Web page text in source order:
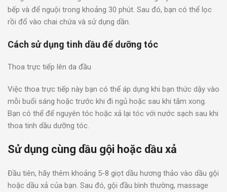
bếp và để nguội trong khoảng 30 phút. Sau đó, bạn có thể lọc
rồi đổ vào chai chứa và sử dụng dần.
Cách sử dụng tinh dầu để dưỡng tóc
Thoa trực tiếp lên da đầu
Việc thoa trực tiếp này bạn có thể áp dụng khi bạn thức dậy vào
mỗi buổi sáng hoặc trước khi đi ngủ hoặc sau khi tắm xong.
Bạn có thể để nguyên tóc hoặc xả lại tóc với nước sạch sau khi
thoa tinh dầu dưỡng tóc.
Sử dụng cùng dầu gội hoặc dầu xả
Đầu tiên, hãy thêm khoảng 5-8 giọt dầu hương thảo vào dầu gội
hoặc dầu xả của bạn. Sau đó, gội đầu bình thường, massage